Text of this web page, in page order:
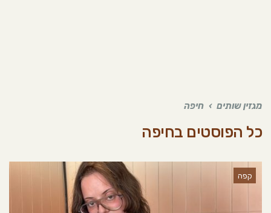
מגזין שותים › חיפה
כל הפוסטים בחיפה
קפה